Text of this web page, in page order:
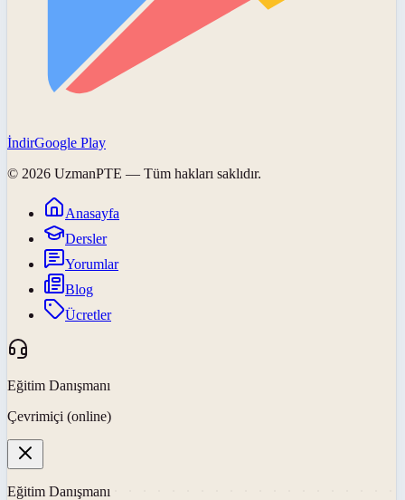
İndirGoogle Play
© 2026 UzmanPTE — Tüm hakları saklıdır.
Anasayfa
Dersler
Yorumlar
Blog
Ücretler
Eğitim Danışmanı
Çevrimiçi (online)
Eğitim Danışmanı